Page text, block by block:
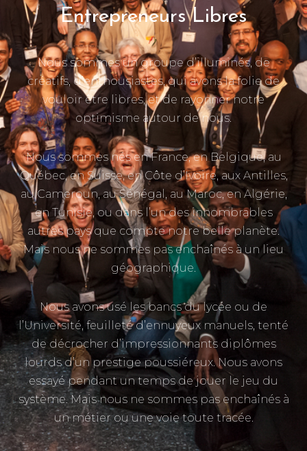
Entrepreneurs Libres
Nous sommes un groupe d’illuminés, de
créatifs, d’enthousiastes, qui avons la folie de
vouloir être libres, et de rayonner notre
optimisme autour de nous.
Nous sommes nés en France, en Belgique, au
Québec, en Suisse, en Côte d’Ivoire, aux Antilles,
au Cameroun, au Sénégal, au Maroc, en Algérie,
en Tunisie, ou dans l’un des innombrables
autres pays que compte notre belle planète.
Mais nous ne sommes pas enchaînés à un lieu
géographique.
Nous avons usé les bancs du lycée ou de
l’Université, feuilleté d’ennuyeux manuels, tenté
de décrocher d’impressionnants diplômes
lourds d’un prestige poussiéreux. Nous avons
essayé pendant un temps de jouer le jeu du
système. Mais nous ne sommes pas enchaînés à
un métier ou une voie toute tracée.